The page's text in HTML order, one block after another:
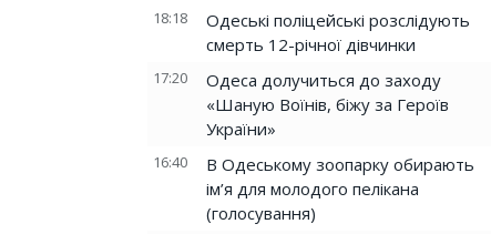
18:18
Одеські поліцейські розслідують
смерть 12-річної дівчинки
17:20
Одеса долучиться до заходу
«Шаную Воїнів, біжу за Героїв
України»
16:40
В Одеському зоопарку обирають
ім’я для молодого пелікана
(голосування)